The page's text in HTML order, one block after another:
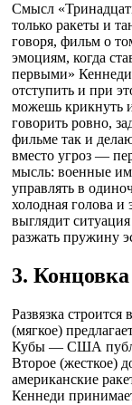
Смысл
только ракеты и
говоря, фильм о
эмоциям, когда
первыми»
отступить и при
можешь крикнуть
говорить ровно,
фильме так и
вместо угроз —
мысль: военные
управлять в
холодная голова и
выглядит
разжать пружину
3.
Развязка
(мягкое)
Кубы — США
Второе (жесткое)
американские
Кеннеди